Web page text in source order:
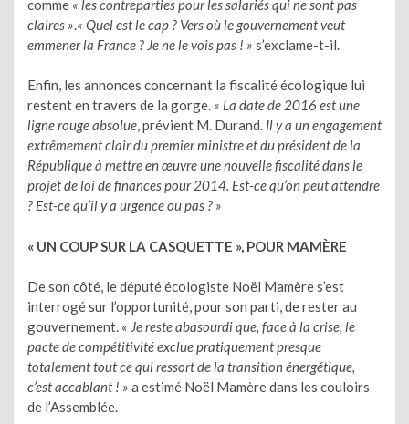
comme « les contreparties pour les salariés qui ne sont pas
claires » « Quel est le cap ? Vers où le gouvernement veut
emmener la France ? Je ne le vois pas ! » s’exclame-t-il.
Enfin, les annonces concernant la fiscalité écologique lui
restent en travers de la gorge. « La date de 2016 est une
ligne rouge absolue, prévient M. Durand. Il y a un engagement
extrêmement clair du premier ministre et du président de la
République à mettre en œuvre une nouvelle fiscalité dans le
projet de loi de finances pour 2014. Est-ce qu’on peut attendre
? Est-ce qu’il y a urgence ou pas ? »
« UN COUP SUR LA CASQUETTE », POUR MAMÈRE
De son côté, le député écologiste Noël Mamère s’est
interrogé sur l’opportunité, pour son parti, de rester au
gouvernement. « Je reste abasourdi que, face à la crise, le
pacte de compétitivité exclue pratiquement presque
totalement tout ce qui ressort de la transition énergétique,
c’est accablant ! » a estimé Noël Mamère dans les couloirs
de l’Assemblée.